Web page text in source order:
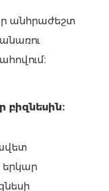
անհրաժեշտ
բիզնեսին։
երկար